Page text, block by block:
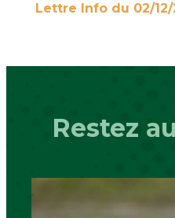
Lettre Info du 02/12/
Restez